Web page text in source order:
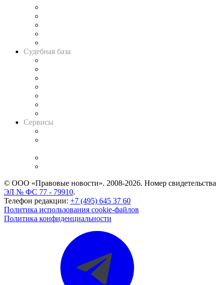
Судебная база
Сервисы
© ООО «Правовые новости». 2008-2026. Номер свидетельства
ЭЛ № ФС 77 - 79910.
Телефон редакции: +7 (495) 645 37 60
Политика использования cookie-файлов
Политика конфиденциальности